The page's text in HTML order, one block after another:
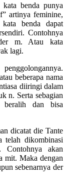
benda punya
artinya feminine,
benda dapat
Contohnya
m. Atau kata
lagi.
beberapa nama
diiringi dalam
n. Serta sebagian
dan bisa
dicatat die Tante
telah dikombinasi
Contohnya akan
mit. Maka dengan
sebenarnya der